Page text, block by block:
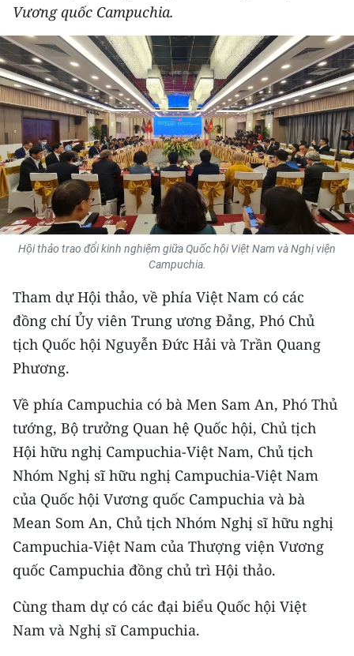
THẾ GIỚI
THỂ THAO
GIÁO DỤC
Y TẾ
KHOA HỌC - CÔNG NGHỆ
MÔI TRƯỜNG
BẠN ĐỌC
KIỂM CHỨNG THÔNG TIN
TRI THỨC CHUYÊN SÂU
54 DÂN TỘC VIỆT NAM
CHƯƠNG TRÌNH OCOP - MỖI XÃ
MỘT SẢN PHẨM
RADIO
MEDIA CENTER
E-Magazine
Video
Media Chính trị
Vương quốc Campuchia.
Hội thảo trao đổi kinh nghiệm giữa Quốc hội Việt Nam và Nghị viện
Campuchia.
Tham dự Hội thảo, về phía Việt Nam có các
đồng chí Ủy viên Trung ương Đảng, Phó Chủ
tịch Quốc hội Nguyễn Đức Hải và Trần Quang
Phương.
Về phía Campuchia có bà Men Sam An, Phó Thủ
tướng, Bộ trưởng Quan hệ Quốc hội, Chủ tịch
Hội hữu nghị Campuchia-Việt Nam, Chủ tịch
Nhóm Nghị sĩ hữu nghị Campuchia-Việt Nam
của Quốc hội Vương quốc Campuchia và bà
Mean Som An, Chủ tịch Nhóm Nghị sĩ hữu nghị
Campuchia-Việt Nam của Thượng viện Vương
quốc Campuchia đồng chủ trì Hội thảo.
Cùng tham dự có các đại biểu Quốc hội Việt
Nam và Nghị sĩ Campuchia.